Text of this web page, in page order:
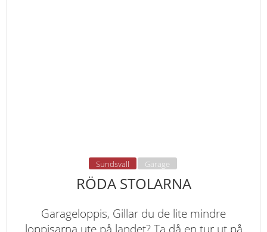
Sundsvall Garage
RÖDA STOLARNA
Garageloppis, Gillar du de lite mindre
loppisarna ute på landet? Ta då en tur ut på